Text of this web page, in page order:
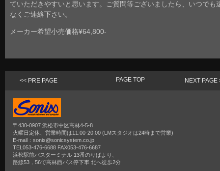
ていただきやすいと思います。ご質問等ございましたら、いつでも
なくご連絡下さい。
メーカー希望小売価格¥64,800-
<< PRE PAGE NEXT PAGE
PAGE TOP
〒430-0907 浜松市中区高林4-5-8
火曜日定休、営業時間は11:00-20:00 (LMスタジオは24時まで営業)
E-mail：sonix@sonicsystem.co.jp
TEL053-476-6688 FAX053-476-6687
浜松駅前バスターミナル 13番のりばより、
路線53，56で高林西バス停下車 北へ徒歩2分